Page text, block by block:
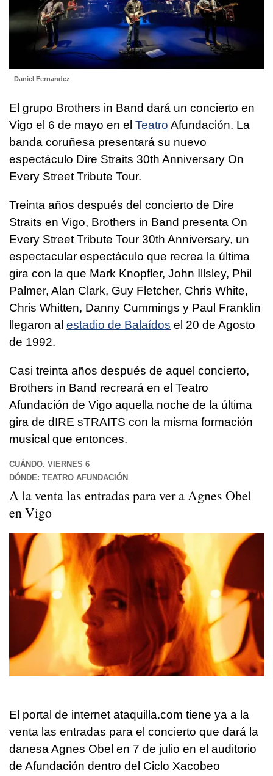
Daniel Fernandez
El grupo Brothers in Band dará un concierto en
Vigo el 6 de mayo en el Teatro Afundación. La
banda coruñesa presentará su nuevo
espectáculo Dire Straits 30th Anniversary On
Every Street Tribute Tour.
Treinta años después del concierto de Dire
Straits en Vigo, Brothers in Band presenta On
Every Street Tribute Tour 30th Anniversary, un
espectacular espectáculo que recrea la última
gira con la que Mark Knopfler, John Illsley, Phil
Palmer, Alan Clark, Guy Fletcher, Chris White,
Chris Whitten, Danny Cummings y Paul Franklin
llegaron al estadio de Balaídos el 20 de Agosto
de 1992.
Casi treinta años después de aquel concierto,
Brothers in Band recreará en el Teatro
Afundación de Vigo aquella noche de la última
gira de dIRE sTRAITS con la misma formación
musical que entonces.
CUÁNDO. VIERNES 6
DÓNDE: TEATRO AFUNDACIÓN
A la venta las entradas para ver a Agnes Obel
en Vigo
El portal de internet ataquilla.com tiene ya a la
venta las entradas para el concierto que dará la
danesa Agnes Obel en 7 de julio en el auditorio
de Afundación dentro del Ciclo Xacobeo